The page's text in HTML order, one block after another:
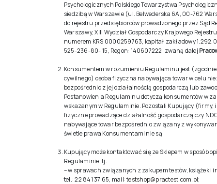
Psychologicznych Polskiego Towarzystwa
siedzibą w Warszawie (ul. Belwederska 6A, 00-762
do rejestru przedsiębiorców prowadzonego przez Sąd
Warszawy, XIII Wydział Gospodarczy Krajowego
numerem KRS 0000259763, kapitał zakładowy
525-236-80- 15, Regon: 140607222, zwaną dalej
Konsumentem w rozumieniu Regulaminu jest (zgodnie
cywilnego) osoba fizyczna nabywająca towar w celu
bezpośrednio z jej działalnością gospodarczą lub
Postanowienia Regulaminu dotyczą konsumentów w
wskazanym w Regulaminie. Pozostali Kupujący (firmy,
fizyczne prowadzące działalność gospodarczą czy
nabywające towar bezpośrednio związany z
świetle prawa Konsumentami nie są.
Kupujący może kontaktować się ze Sklepem w sposób
Regulaminie, tj.
– w sprawach związanych z zakupem testów, książek i
tel.: 22 841 37 65, mail:testshop@practest.com.pl;